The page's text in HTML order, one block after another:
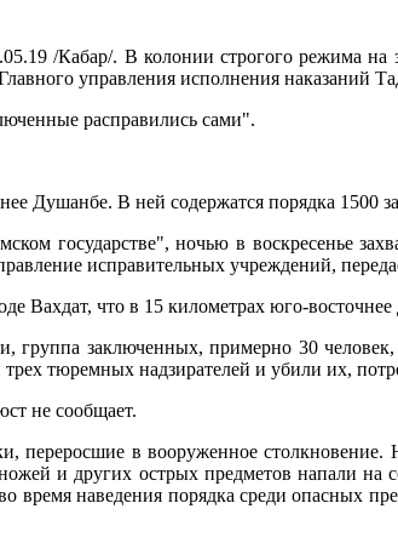
/Кабар/. В колонии строгого режима на
управления исполнения наказаний
расправились сами".
Душанбе. В ней содержатся порядка 1500
государстве", ночью в воскресенье
исправительных учреждений,
Вахдат, что в 15 километрах юго-
группа заключенных, примерно 30
тюремных надзирателей и убили их,
не сообщает.
переросшие в вооруженное
и других острых предметов напали
наведения порядка среди опасных